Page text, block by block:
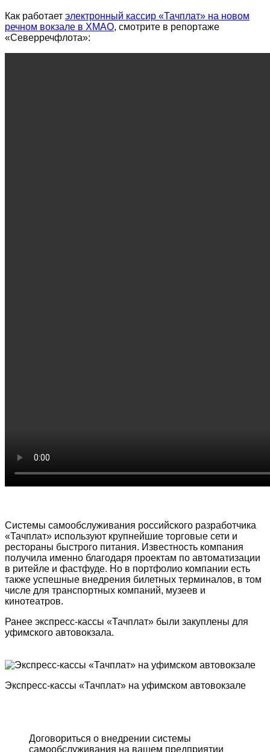
Как работает электронный кассир «Тачплат» на новом
речном вокзале в ХМАО, смотрите в репортаже
«Северречфлота»:
Системы самообслуживания российского разработчика
«Тачплат» используют крупнейшие торговые сети и
рестораны быстрого питания. Известность компания
получила именно благодаря проектам по автоматизации
в ритейле и фастфуде. Но в портфолио компании есть
также успешные внедрения билетных терминалов, в том
числе для транспортных компаний, музеев и
кинотеатров.
Ранее экспресс-кассы «Тачплат» были закуплены для
уфимского автовокзала.
Экспресс-кассы «Тачплат» на уфимском автовокзале
Договориться о внедрении системы
самообслуживания на вашем предприятии